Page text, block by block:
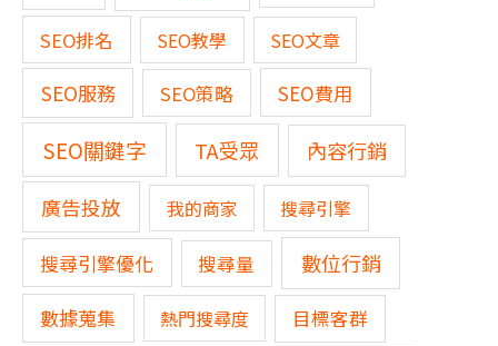
SEO排名 SEO教學 SEO文章
SEO服務 SEO策略 SEO費用
SEO關鍵字 TA受眾
內容行銷
廣告投放
我的商家 搜尋引擎
搜尋引擎優化 搜尋量 數位行銷
數據蒐集 熱門搜尋度 目標客群